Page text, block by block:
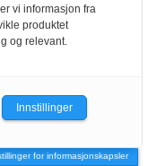
for informasjonskapsler
vi informasjon fra
produktet
og relevant.
Innstillinger